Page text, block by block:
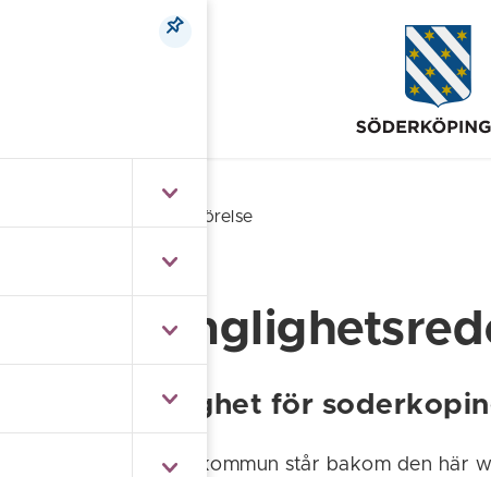
Tillgänglighetsredogörelse
Tillgänglighet för
Söderköpings kommun står bakom den här